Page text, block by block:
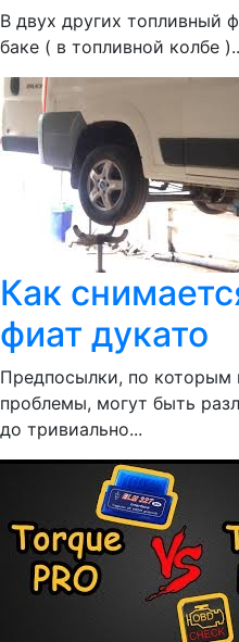
В двух других топливный
баке ( в топливной колбе
Как
фиат дукато
Предпосылки, по которым
проблемы, могут быть
до тривиально...